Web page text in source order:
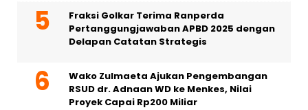
Fraksi Golkar Terima Ranperda
Pertanggungjawaban APBD 2025 dengan
Delapan Catatan Strategis
Wako Zulmaeta Ajukan Pengembangan
RSUD dr. Adnaan WD ke Menkes, Nilai
Proyek Capai Rp200 Miliar